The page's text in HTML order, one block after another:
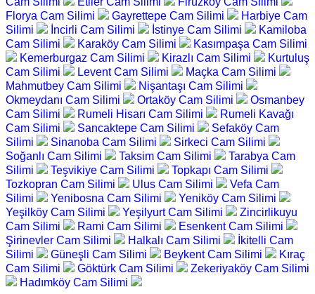
Florya Cam Silimi
Gayrettepe Cam Silimi
Harbiye Cam
Silimi
İncirli Cam Silimi İstinye Cam Silimi
Kamiloba
Cam Silimi
Karaköy Cam Silimi
Kasımpaşa Cam Silimi
Kemerburgaz Cam Silimi
Kirazlı Cam Silimi
Kurtuluş
Cam Silimi
Levent Cam Silimi
Maçka Cam Silimi
Mahmutbey Cam Silimi
Nişantaşı Cam Silimi
Okmeydanı Cam Silimi
Ortaköy Cam Silimi
Osmanbey
Cam Silimi
Rumeli Hisarı Cam Silimi
Rumeli Kavağı
Cam Silimi
Sancaktepe Cam Silimi
Sefaköy Cam
Silimi
Sinanoba Cam Silimi
Sirkeci Cam Silimi
Soğanlı Cam Silimi
Taksim Cam Silimi
Tarabya Cam
Silimi
Teşvikiye Cam Silimi
Topkapı Cam Silimi
Tozkopran Cam Silimi
Ulus Cam Silimi
Vefa Cam
Silimi
Yenibosna Cam Silimi
Yeniköy Cam Silimi
Yeşilköy Cam Silimi
Yeşilyurt Cam Silimi
Zincirlikuyu
Cam Silimi
Rami Cam Silimi
Esenkent Cam Silimi
Şirinevler Cam Silimi
Halkalı Cam Silimi
İkitelli Cam
Silimi
Güneşli Cam Silimi Beykent Cam Silimi
Kıraç
Cam Silimi
Göktürk Cam Silimi
Zekeriyaköy Cam Silimi
Hadımköy Cam Silimi